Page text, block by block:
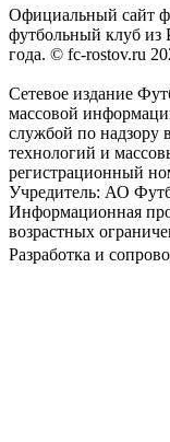
Официальный сайт
футбольный клуб из
года. © fc-rostov.ru
Сетевое издание
массовой
службой по надзору
технологий и
регистрационный
Учредитель: АО
Информационная
возрастных
Разработка и